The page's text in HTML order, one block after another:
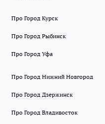
Про Город Курск
Про Город Рыбинск
Про Город Уфа
Про Город Нижний Новгород
Про Город Дзержинск
Про Город Владивосток